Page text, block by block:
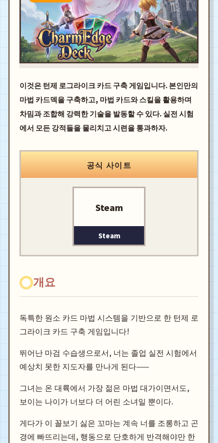
이것은 턴제 로그라이크 카드 구축 게임입니다. 본인만의
마법 카드덱을 구축하고, 마법 카드와 스킬을 활용하며
차밈과 조합해 강력한 기술을 발동할 수 있다. 실전 시험
에서 모든 강적들을 물리치고 시련을 통과하자.
공식 사이트
Steam
Steam
개요
독특한 원소 카드 마법 시스템을 기반으로 한 턴제 로
그라이크 카드 구축 게임입니다!
뛰어난 마검 수습생으로서, 너는 졸업 실전 시험에서
예상치 못한 지도자를 만나게 된다——
그녀는 온 대륙에서 가장 젊은 마법 대가이면서도,
보이는 나이가 너보다 더 어린 소녀일 뿐이다.
게다가 이 꼴보기 싫은 꼬마는 계속 너를 조롱하고 곤
경에 빠뜨리는데, 행동으로 단호하게 반격해야만 한